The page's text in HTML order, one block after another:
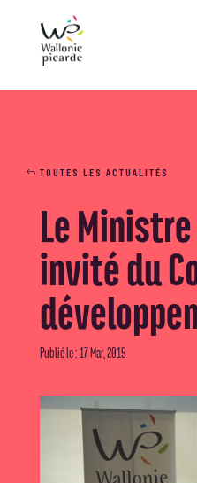
TOUTES LES ACTUALITÉS
Le
invité du
Publié le : 17 Mar, 2015